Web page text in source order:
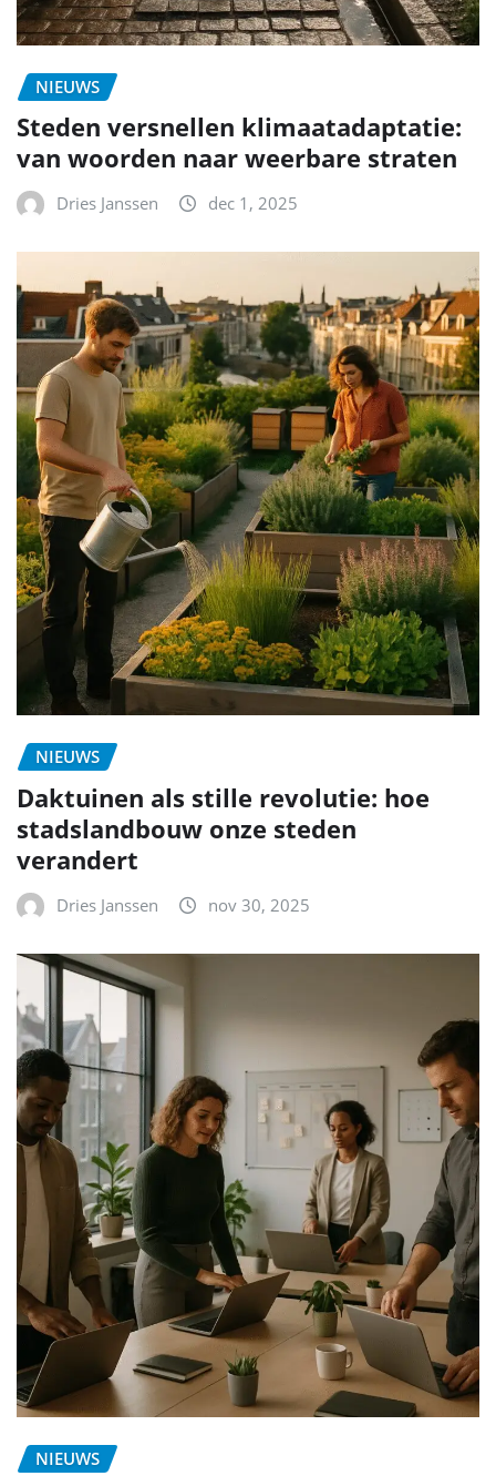
NIEUWS
Steden versnellen klimaatadaptatie:
van woorden naar weerbare straten
Dries Janssen dec 1, 2025
NIEUWS
Daktuinen als stille revolutie: hoe
stadslandbouw onze steden
verandert
Dries Janssen nov 30, 2025
NIEUWS